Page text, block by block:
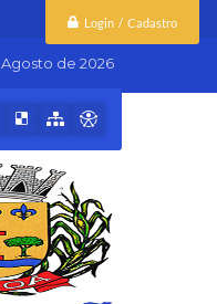
Login / Cadastro
de 2026